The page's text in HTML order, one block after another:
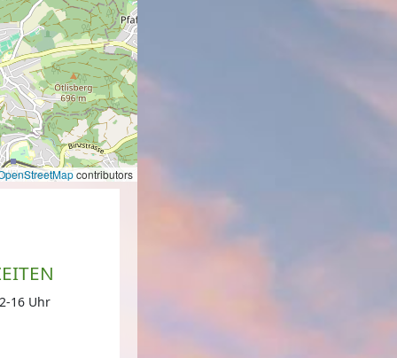
contributors
16 Uhr